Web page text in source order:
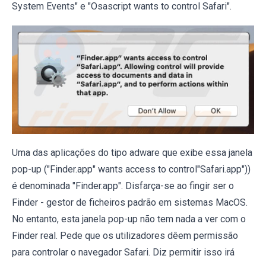
System Events" e "Osascript wants to control Safari".
Uma das aplicações do tipo adware que exibe essa janela
pop-up ("Finder.app" wants access to control"Safari.app"))
é denominada "Finder.app". Disfarça-se ao fingir ser o
Finder - gestor de ficheiros padrão em sistemas MacOS.
No entanto, esta janela pop-up não tem nada a ver com o
Finder real. Pede que os utilizadores dêem permissão
para controlar o navegador Safari. Diz permitir isso irá